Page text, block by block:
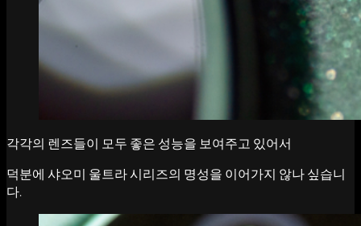
각각의 렌즈들이 모두 좋은 성능을 보여주고 있어서
덕분에 샤오미 울트라 시리즈의 명성을 이어가지 않나 싶습니
다.